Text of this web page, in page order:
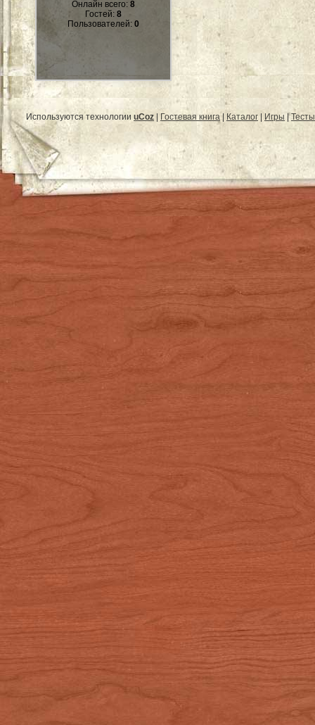
Онлайн всего: 8
Гостей: 8
Пользователей: 0
Используются технологии uCoz Гостевая книга| Каталог Игры |Тесты